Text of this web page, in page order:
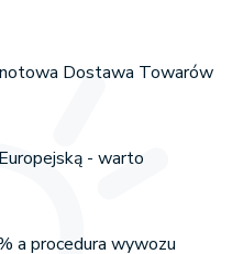
Dostawa Towarów
- warto
a procedura wywozu